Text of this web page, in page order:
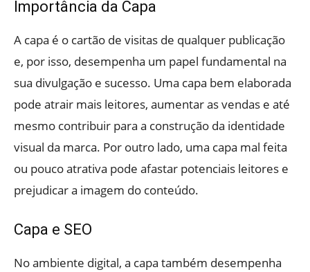
Importância da Capa
A capa é o cartão de visitas de qualquer publicação
e, por isso, desempenha um papel fundamental na
sua divulgação e sucesso. Uma capa bem elaborada
pode atrair mais leitores, aumentar as vendas e até
mesmo contribuir para a construção da identidade
visual da marca. Por outro lado, uma capa mal feita
ou pouco atrativa pode afastar potenciais leitores e
prejudicar a imagem do conteúdo.
Capa e SEO
No ambiente digital, a capa também desempenha